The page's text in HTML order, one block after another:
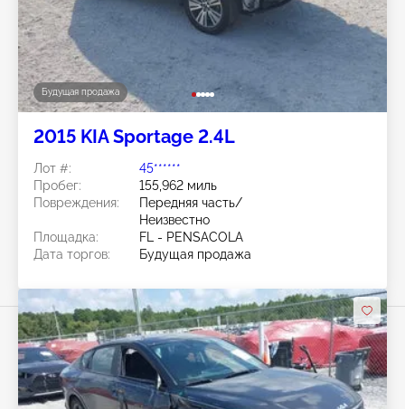
Будущая продажа
2015 KIA Sportage 2.4L
Лот #:
45******
Пробег:
155,962 миль
Повреждения:
Передняя часть/
Неизвестно
Площадка:
FL - PENSACOLA
Дата торгов:
Будущая продажа